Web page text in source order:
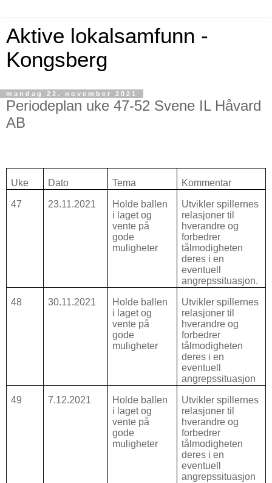
Aktive lokalsamfunn -
Kongsberg
mandag 22. november 2021
Periodeplan uke 47-52 Svene IL Håvard
AB
Uke Dato Tema Kommentar
47 23.11.2021
Holde ballen
i laget og
vente på
gode
muligheter
Utvikler spillernes
relasjoner til
hverandre og
forbedrer
tålmodigheten
deres i en
eventuell
angrepssituasjon.
48 30.11.2021
Holde ballen
i laget og
vente på
gode
muligheter
Utvikler spillernes
relasjoner til
hverandre og
forbedrer
tålmodigheten
deres i en
eventuell
angrepssituasjon
49 7.12.2021
Holde ballen
i laget og
vente på
gode
muligheter
Utvikler spillernes
relasjoner til
hverandre og
forbedrer
tålmodigheten
deres i en
eventuell
angrepssituasjon